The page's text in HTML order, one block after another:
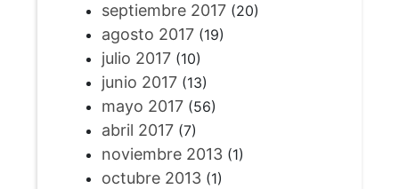
septiembre 2017(20)
agosto 2017(19)
julio 2017(10)
junio 2017(13)
mayo 2017(56)
abril 2017(7)
noviembre 2013(1)
octubre 2013(1)